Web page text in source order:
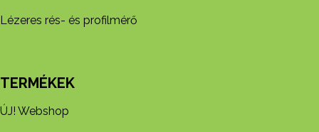
Lézeres rés- és profilmérő
TERMÉKEK
ÚJ! Webshop